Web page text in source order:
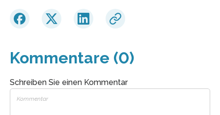
Kommentare (0)
Schreiben Sie einen Kommentar